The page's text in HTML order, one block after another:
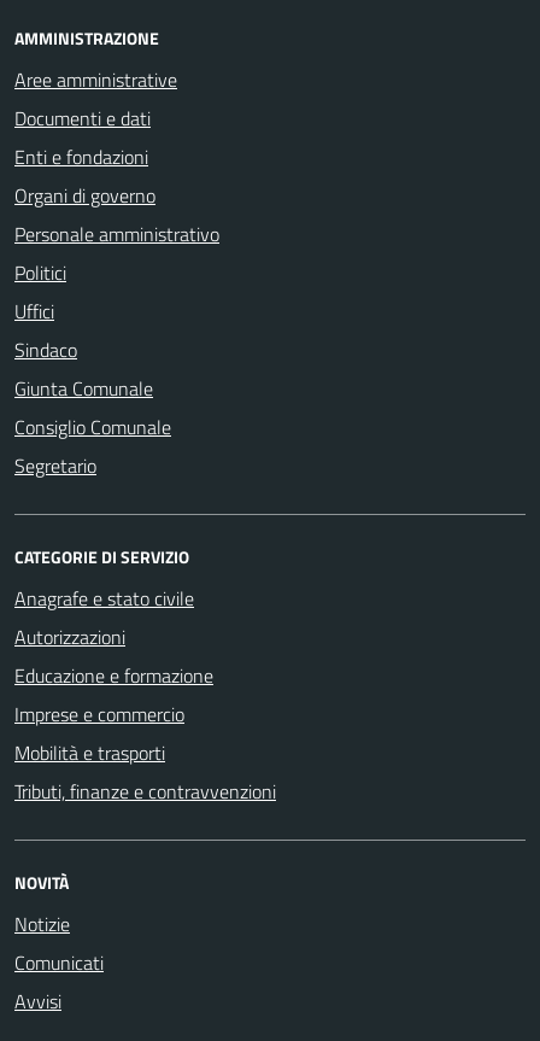
AMMINISTRAZIONE
Aree amministrative
Documenti e dati
Enti e fondazioni
Organi di governo
Personale amministrativo
Politici
Uffici
Sindaco
Giunta Comunale
Consiglio Comunale
Segretario
CATEGORIE DI SERVIZIO
Anagrafe e stato civile
Autorizzazioni
Educazione e formazione
Imprese e commercio
Mobilità e trasporti
Tributi, finanze e contravvenzioni
NOVITÀ
Notizie
Comunicati
Avvisi